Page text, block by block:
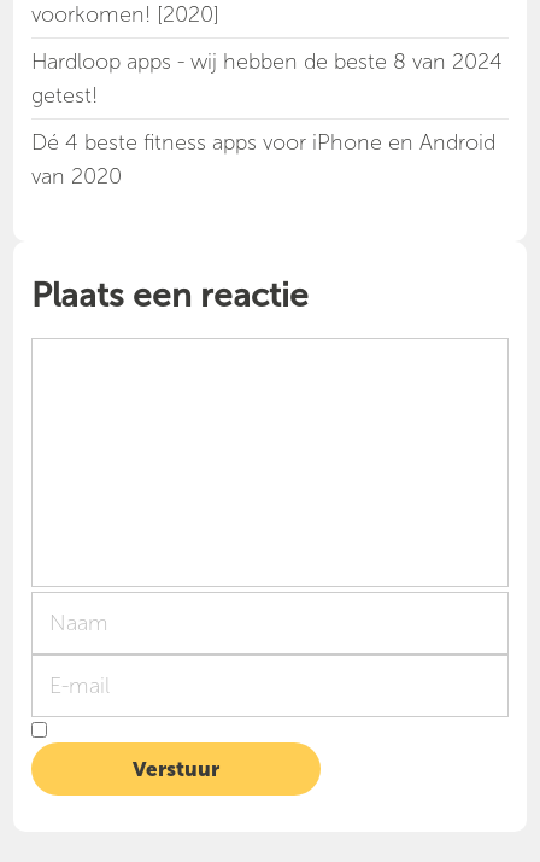
voorkomen! [2020]
Hardloop apps - wij hebben de beste 8 van 2024
getest!
Dé 4 beste fitness apps voor iPhone en Android
van 2020
Plaats een reactie